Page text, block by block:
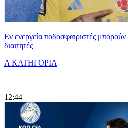
Εν ενεργεία ποδοσφαιριστές μπορούν
διαιτητές
Α ΚΑΤΗΓΟΡΙΑ
|
12:44